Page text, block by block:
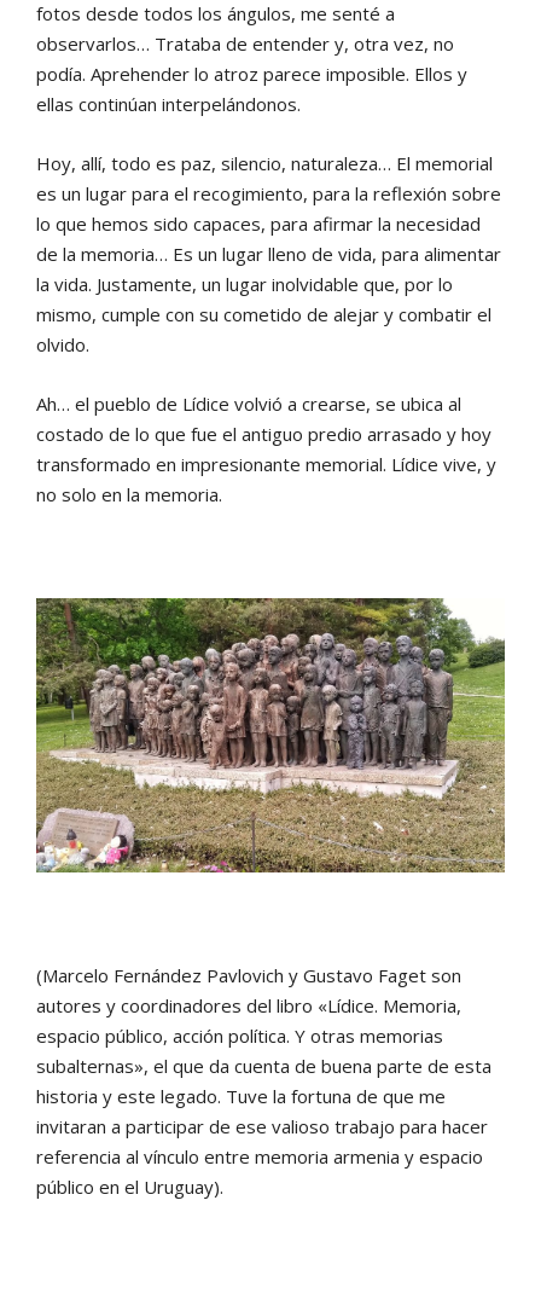
fotos desde todos los ángulos, me senté a
observarlos… Trataba de entender y, otra vez, no
podía. Aprehender lo atroz parece imposible. Ellos y
ellas continúan interpelándonos.
Hoy, allí, todo es paz, silencio, naturaleza… El memorial
es un lugar para el recogimiento, para la reflexión sobre
lo que hemos sido capaces, para afirmar la necesidad
de la memoria… Es un lugar lleno de vida, para alimentar
la vida. Justamente, un lugar inolvidable que, por lo
mismo, cumple con su cometido de alejar y combatir el
olvido.
Ah… el pueblo de Lídice volvió a crearse, se ubica al
costado de lo que fue el antiguo predio arrasado y hoy
transformado en impresionante memorial. Lídice vive, y
no solo en la memoria.
(Marcelo Fernández Pavlovich y Gustavo Faget son
autores y coordinadores del libro «Lídice. Memoria,
espacio público, acción política. Y otras memorias
subalternas», el que da cuenta de buena parte de esta
historia y este legado. Tuve la fortuna de que me
invitaran a participar de ese valioso trabajo para hacer
referencia al vínculo entre memoria armenia y espacio
público en el Uruguay).